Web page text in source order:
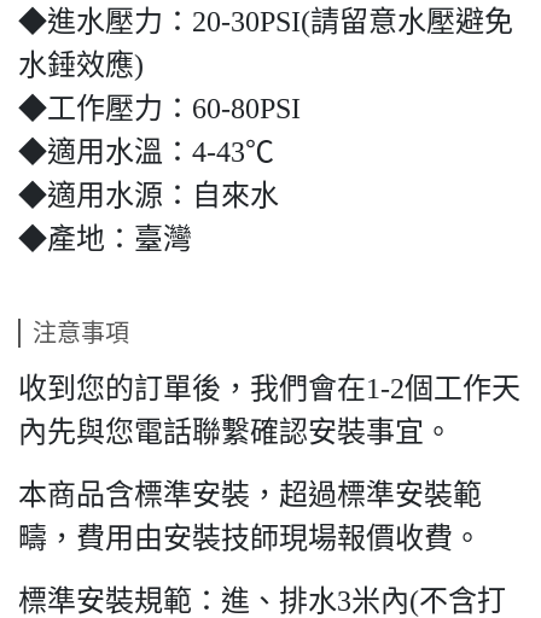
◆進水壓力：20-30PSI(請留意水壓避免
水錘效應)
◆工作壓力：60-80PSI
◆適用水溫：4-43℃
◆適用水源：自來水
◆產地：臺灣
注意事項
收到您的訂單後，我們會在1-2個工作天
內先與您電話聯繫確認安裝事宜。
本商品含標準安裝，超過標準安裝範
疇，費用由安裝技師現場報價收費。
標準安裝規範：進、排水3米內(不含打